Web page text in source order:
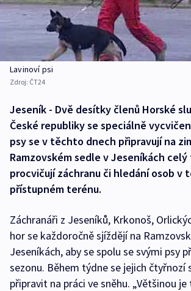
Lavinoví psi
Zdroj: ČT24
Jeseník - Dvě desítky členů Horské
České republiky se speciálně
psy se v těchto dnech připravují na
Ramzovském sedle v Jeseníkách
procvičují záchranu či hledání osob v
přístupném terénu.
Záchranáři z Jeseníků, Krkonoš,
hor se každoročně sjíždějí na
Jeseníkách, aby se spolu se svými psy
sezonu. Během týdne se jejich čtyřnozí
připravit na práci ve sněhu. „Většinou